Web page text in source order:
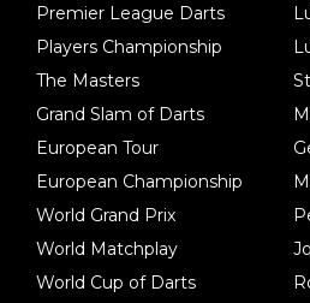
Premier League Darts
Players Championship
The Masters
Grand Slam of Darts
European Tour
European Championship
World Grand Prix
World Matchplay
World Cup of Darts